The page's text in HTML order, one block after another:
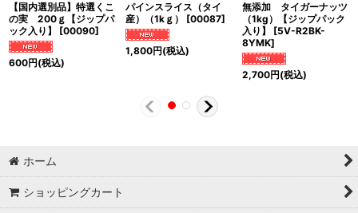
【国内選別品】特選くこ
の実 200ｇ【ジップパ
ック入り】
[00090]
600円(税込)
パインスライス（タイ
産）（1kｇ）
[00087]
1,800円(税込)
無添加 タイガーナッツ
（1kg）【ジップパック
入り】
[5V-R2BK-
8YMK]
2,700円(税込)
ホーム
ショッピングカート